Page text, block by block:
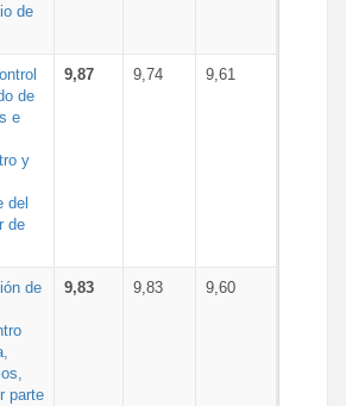
de
de
e
y
del
de
9,87 9,74 9,61
de
parte
9,83 9,83 9,60